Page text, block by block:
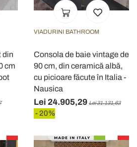
din
cm
VIADURINI BATHROOM
Consola de baie vintage de
90 cm, din ceramică albă,
cu picioare făcute în Italia -
Nausica
Lei 24.905,29 Lei 31.131,63
- 20%